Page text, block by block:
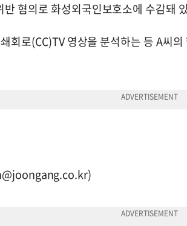
혐의로 화성외국인보호소에 수감돼
회로(CC)TV 영상을 분석하는 등 A씨
)